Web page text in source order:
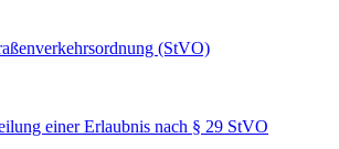
(StVO)
einer Erlaubnis nach § 29 StVO